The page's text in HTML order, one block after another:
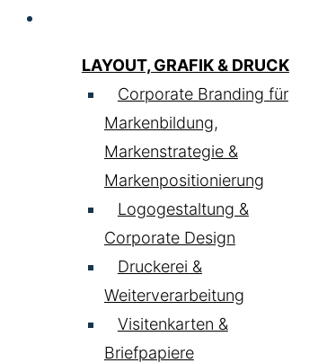
LAYOUT, GRAFIK & DRUCK
Corporate Branding für
Markenbildung,
Markenstrategie &
Markenpositionierung
Logogestaltung &
Corporate Design
Druckerei &
Weiterverarbeitung
Visitenkarten &
Briefpapiere